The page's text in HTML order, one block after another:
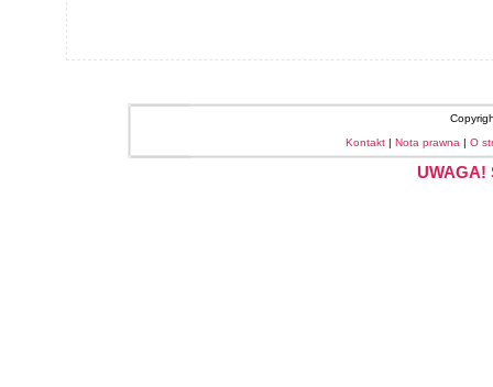
Kontakt | Nota prawna | O
UWAGA!